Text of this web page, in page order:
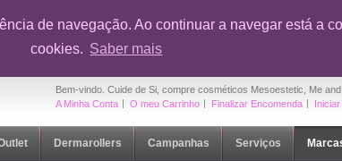
de navegação. Ao continuar a navegar está a
cookies. Saber mais
em toda a loja na sua primeira compra OUTLET Cuide de Si
Bem-vindo. Cuide de Si, compre cosméticos Mesoestetic, Me
A Minha Conta
O meu Carrinho Finalizar Encomenda
Dermarollers Campanhas Serviços